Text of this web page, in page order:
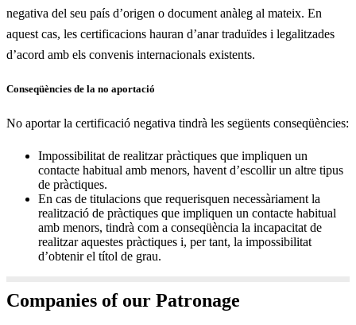
negativa del seu país d’origen o document anàleg al mateix. En
aquest cas, les certificacions hauran d’anar traduïdes i legalitzades
d’acord amb els convenis internacionals existents.
Conseqüències de la no aportació
No aportar la certificació negativa tindrà les següents conseqüències:
Impossibilitat de realitzar pràctiques que impliquen un
contacte habitual amb menors, havent d’escollir un altre tipus
de pràctiques.
En cas de titulacions que requerisquen necessàriament la
realització de pràctiques que impliquen un contacte habitual
amb menors, tindrà com a conseqüència la incapacitat de
realitzar aquestes pràctiques i, per tant, la impossibilitat
d’obtenir el títol de grau.
Companies of our Patronage